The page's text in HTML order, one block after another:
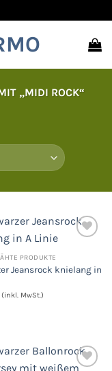
„MIDI ROCK“
die
PRODUKTE
Jeansrock knielang in
(inkl. MwSt.)